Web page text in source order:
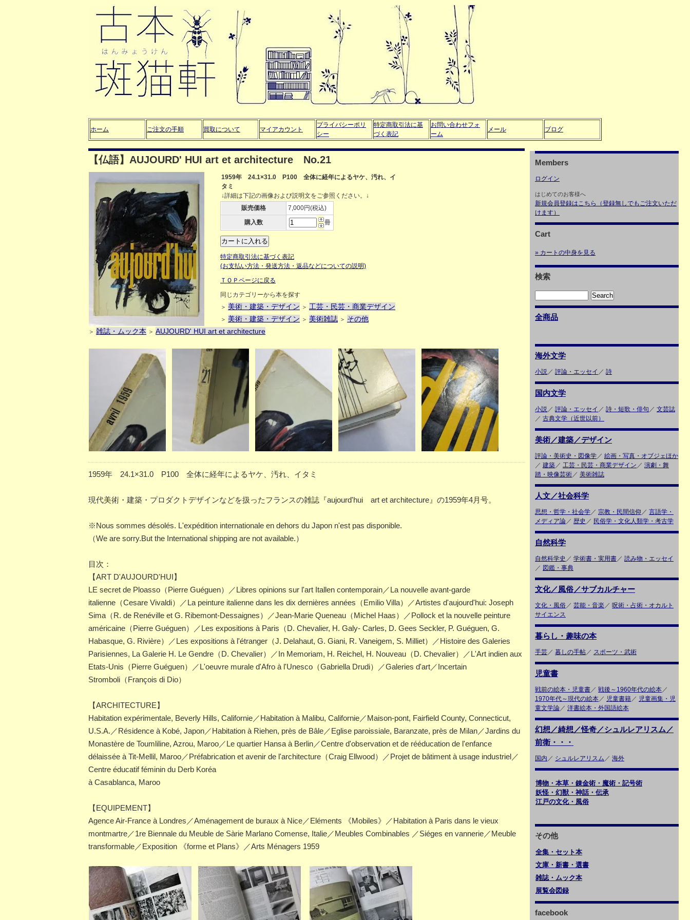
ホーム ご注文の手順 買取について マイアカウント
プライバシーポリ
シー
特定商取引法に基
づく表記
お問い合わせフォ
ーム
メール ブログ
【仏語】AUJOURD' HUI art et architecture No.21
1959年 24.1×31.0 P100 全体に経年によるヤケ、汚れ、イ
タミ
↓詳細は下記の画像および説明文をご参照ください。↓
販売価格
7,000円(税込)
購入数
冊
特定商取引法に基づく表記
(お支払い方法・発送方法・返品などについての説明)
ＴＯＰページに戻る
同じカテゴリーから本を探す
＞ 美術・建築・デザイン ＞ 工芸・民芸・商業デザイン
＞ 美術・建築・デザイン ＞ 美術雑誌 ＞ その他
＞ 雑誌・ムック本 ＞ AUJOURD' HUI art et architecture
1959年 24.1×31.0 P100 全体に経年によるヤケ、汚れ、イタミ
現代美術・建築・プロダクトデザインなどを扱ったフランスの雑誌『aujourd'hui art et architecture』の1959年4月号。
※Nous sommes désolés. L'expédition internationale en dehors du Japon n'est pas disponible.
（We are sorry.But the International shipping are not available.）
目次：
【ART D'AUJOURD'HUI】
LE secret de Ploasso（Pierre Guéguen）／Libres opinions sur l'art Itallen contemporain／La nouvelle avant-garde
italienne（Cesare Vivaldi）／La peinture italienne dans les dix dernières années（Emilio Villa）／Artistes d'aujourd'hui: Joseph
Sima（R. de Renéville et G. Ribemont-Dessaignes）／Jean-Marie Queneau（Michel Haas）／Pollock et la nouvelle peinture
américaine（Pierre Guéguen）／Les expositions à Paris（D. Chevalier, H. Galy- Carles, D. Gees Seckler, P. Guéguen, G.
Habasque, G. Rivière）／Les expositions à l'étranger（J. Delahaut, G. Giani, R. Vaneigem, S. Milliet）／Histoire des Galeries
Parisiennes, La Galerie H. Le Gendre（D. Chevalier）／In Memoriam, H. Reichel, H. Nouveau（D. Chevalier）／L'Art indien aux
Etats-Unis（Pierre Guéguen）／L'oeuvre murale d'Afro à l'Unesco（Gabriella Drudi）／Galeries d'art／Incertain
Stromboli（François di Dio）
【ARCHITECTURE】
Habitation expérimentale, Beverly Hills, Californie／Habitation à Malibu, Californie／Maison-pont, Fairfield County, Connecticut,
U.S.A.／Résidence à Kobé, Japon／Habitation à Riehen, près de Bâle／Eglise paroissiale, Baranzate, près de Milan／Jardins du
Monastère de Toumliline, Azrou, Maroo／Le quartier Hansa à Berlin／Centre d'observation et de rééducation de l'enfance
délaissée à Tit-Mellil, Maroo／Préfabrication et avenir de l'architecture（Craig Ellwood）／Projet de bâtiment à usage industriel／
Centre éducatif féminin du Derb Koréa
à Casablanca, Maroo
【EQUIPEMENT】
Agence Air-France à Londres／Aménagement de buraux à Nice／Eléments 《Mobiles》／Habitation à Paris dans le vieux
montmartre／1re Biennale du Meuble de Sàrie Marlano Comense, Italie／Meubles Combinables ／Siéges en vannerie／Meuble
transformable／Exposition 《forme et Plans》／Arts Ménagers 1959
Members
ログイン
はじめてのお客様へ
新規会員登録はこちら（登録無しでもご注文いただ
けます）
Cart
» カートの中身を見る
検索
全商品
海外文学
小説／ 評論・エッセイ ／ 詩
国内文学
小説／ 評論・エッセイ ／ 詩・短歌・俳句 ／ 文芸誌
／ 古典文学（近世以前）
美術／建築／デザイン
評論・美術史・図像学／ 絵画・写真・オブジェほか
／ 建築／ 工芸・民芸・商業デザイン ／ 演劇・舞
踏・映像芸術／ 美術雑誌
人文／社会科学
思想・哲学・社会学／ 宗教・民間信仰 ／ 言語学・
メディア論／ 歴史 ／ 民俗学・文化人類学・考古学
自然科学
自然科学史 ／ 学術書・実用書／ 読み物・エッセイ
／ 図鑑・事典
文化／風俗／サブカルチャー
文化・風俗／ 芸能・音楽 ／ 呪術・占術・オカルト
サイエンス
暮らし・趣味の本
手芸／ 暮しの手帖／ スポーツ・武術
児童書
戦前の絵本・児童書／ 戦後～1960年代の絵本／
1970年代～現代の絵本／ 児童書籍／ 児童画集・児
童文学論／ 洋書絵本・外国語絵本
幻想／綺想／怪奇／シュルレアリスム／
前衛・・・
国内 ／ シュルレアリスム ／ 海外
博物・本草・錬金術・魔術・記号術
妖怪・幻獣・神話・伝承
江戸の文化・風俗
その他
全集・セット本
文庫・新書・選書
雑誌・ムック本
展覧会図録
facebook